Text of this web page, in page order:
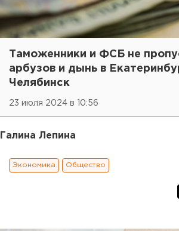
Таможенники и ФСБ не
арбузов и дынь в
Челябинск
23 июля 2024 в 10:56
Галина Лепина
Экономика Общество